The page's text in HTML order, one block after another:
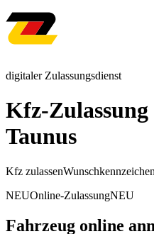
digitaler Zulassungsdienst
Kfz-
Taunus
Kfz zulassen
NEUOnline-ZulassungNEU
Fahrzeug online